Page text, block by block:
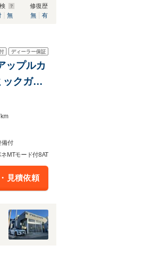
無
修復歴
無
有
ディーラー保証
ップルカ
クガラ
備付
MTモード付8AT
見積依頼